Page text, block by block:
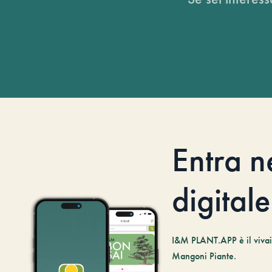
Entra
digitale
I&M PLANT.APP è il
Mangoni Piante.